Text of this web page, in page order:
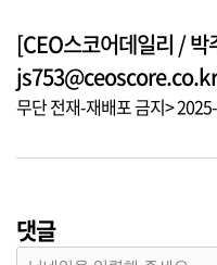
[CEO스코어데일리 / 박
무단 전재-재배포 금지>
댓글